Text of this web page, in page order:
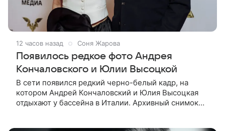
12 часов назад Соня Жарова
Появилось редкое фото Андрея
Кончаловского и Юлии Высоцкой
В сети появился редкий черно-белый кадр, на
котором Андрей Кончаловский и Юлия Высоцкая
отдыхают у бассейна в Италии. Архивный снимок